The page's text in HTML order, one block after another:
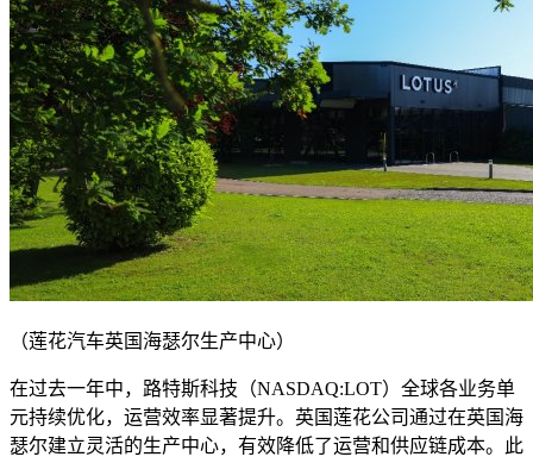
（莲花汽车英国海瑟尔生产中心）
在过去一年中，路特斯科技（NASDAQ:LOT）全球各业务单
元持续优化，运营效率显著提升。英国莲花公司通过在英国海
瑟尔建立灵活的生产中心，有效降低了运营和供应链成本。此